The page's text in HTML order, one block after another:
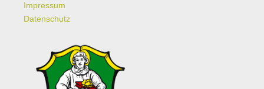
Impressum
Datenschutz